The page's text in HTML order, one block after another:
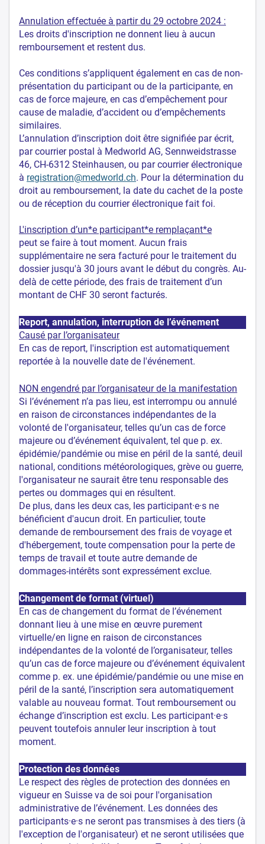
Annulation effectuée à partir du 29 octobre 2024 :
Les droits d'inscription ne donnent lieu à aucun
remboursement et restent dus.
Ces conditions s’appliquent également en cas de non-
présentation du participant ou de la participante, en
cas de force majeure, en cas d’empêchement pour
cause de maladie, d’accident ou d’empêchements
similaires.
L’annulation d’inscription doit être signifiée par écrit,
par courrier postal à Medworld AG, Sennweidstrasse
46, CH-6312 Steinhausen, ou par courrier électronique
à registration@medworld.ch. Pour la détermination du
droit au remboursement, la date du cachet de la poste
ou de réception du courrier électronique fait foi.
L'inscription d’un*e participant*e remplaçant*e
peut se faire à tout moment. Aucun frais
supplémentaire ne sera facturé pour le traitement du
dossier jusqu'à 30 jours avant le début du congrès. Au-
delà de cette période, des frais de traitement d’un
montant de CHF 30 seront facturés.
Report, annulation, interruption de l’événement
Causé par l’organisateur
En cas de report, l'inscription est automatiquement
reportée à la nouvelle date de l'événement.
NON engendré par l’organisateur de la manifestation
Si l’événement n’a pas lieu, est interrompu ou annulé
en raison de circonstances indépendantes de la
volonté de l'organisateur, telles qu’un cas de force
majeure ou d’événement équivalent, tel que p. ex.
épidémie/pandémie ou mise en péril de la santé, deuil
national, conditions météorologiques, grève ou guerre,
l'organisateur ne saurait être tenu responsable des
pertes ou dommages qui en résultent.
De plus, dans les deux cas, les participant·e·s ne
bénéficient d'aucun droit. En particulier, toute
demande de remboursement des frais de voyage et
d'hébergement, toute compensation pour la perte de
temps de travail et toute autre demande de
dommages-intérêts sont expressément exclue.
Changement de format (virtuel)
En cas de changement du format de l’événement
donnant lieu à une mise en œuvre purement
virtuelle/en ligne en raison de circonstances
indépendantes de la volonté de l’organisateur, telles
qu’un cas de force majeure ou d’événement équivalent
comme p. ex. une épidémie/pandémie ou une mise en
péril de la santé, l’inscription sera automatiquement
valable au nouveau format. Tout remboursement ou
échange d’inscription est exclu. Les participant·e·s
peuvent toutefois annuler leur inscription à tout
moment.
Protection des données
Le respect des règles de protection des données en
vigueur en Suisse va de soi pour l'organisation
administrative de l’événement. Les données des
participants·e·s ne seront pas transmises à des tiers (à
l'exception de l'organisateur) et ne seront utilisées que